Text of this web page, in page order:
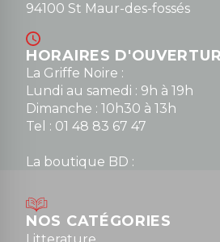
94100 St Maur-des-fossés
HORAIRES
La Griffe Noire :
Lundi au samedi : 9h à 19h
Dimanche : 10h30 à 13h
Tel : 01 48 83 67 47
La boutique BD :
Mardi au samedi : 10h à 13h /
Dimanche : 10h30 à 12h30
Tel : 01 48 89 13 88
NOS CATÉGORIES